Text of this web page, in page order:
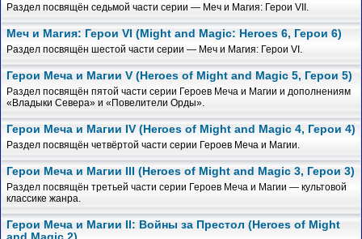
Раздел посвящён седьмой части серии — Меч и Магия: Герои VII.
Меч и Магия: Герои VI (Might and Magic: Heroes 6, Герои 6)
Раздел посвящён шестой части серии — Меч и Магия: Герои VI.
Герои Меча и Магии V (Heroes of Might and Magic 5, Герои 5)
Раздел посвящён пятой части серии Героев Меча и Магии и дополнениям
«Владыки Севера» и «Повелители Орды».
Герои Меча и Магии IV (Heroes of Might and Magic 4, Герои 4)
Раздел посвящён четвёртой части серии Героев Меча и Магии.
Герои Меча и Магии III (Heroes of Might and Magic 3, Герои 3)
Раздел посвящён третьей части серии Героев Меча и Магии — культовой
классике жанра.
Герои Меча и Магии II: Войны за Престол (Heroes of Might